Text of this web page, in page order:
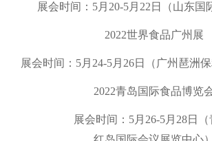
展会时间： 5月 20-5月 22 日（山东国
2022世界食品广州展
展会时间： 5月 24-5月 26日（广州琶洲保
2022青岛国际食品博览
展会时间： 5月 26-5月 28日